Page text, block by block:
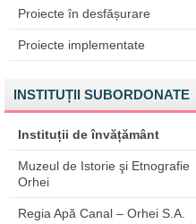
Proiecte în desfășurare
Proiecte implementate
INSTITUȚII SUBORDONATE
Instituții de învățământ
Muzeul de Istorie şi Etnografie
Orhei
Regia Apă Canal – Orhei S.A.